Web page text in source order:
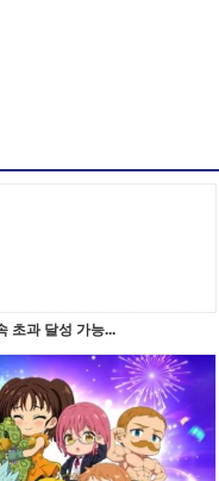
초과 달성 가능...